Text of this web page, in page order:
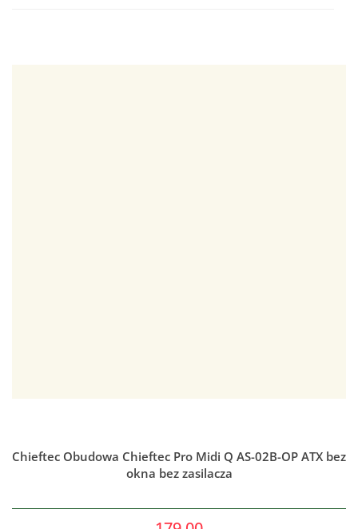
Chieftec Obudowa Chieftec Pro Midi Q AS-02B-OP ATX bez
okna bez zasilacza